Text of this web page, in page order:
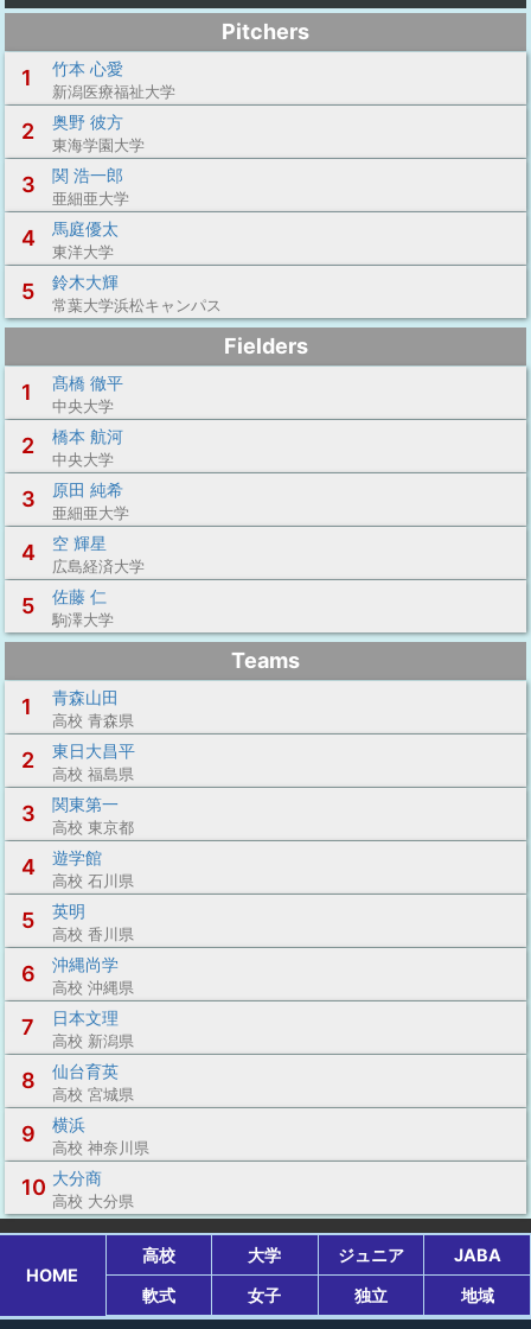
Pitchers
1
竹本 心愛
新潟医療福祉大学
2 奥野 彼方
東海学園大学
3 関 浩一郎
亜細亜大学
4 馬庭優太
東洋大学
5 鈴木大輝
常葉大学浜松キャンパス
Fielders
1
髙橋 徹平
中央大学
2 橋本 航河
中央大学
3 原田 純希
亜細亜大学
4 空 輝星
広島経済大学
5 佐藤 仁
駒澤大学
Teams
1
青森山田
高校 青森県
2 東日大昌平
高校 福島県
3 関東第一
高校 東京都
4 遊学館
高校 石川県
5 英明
高校 香川県
6 沖縄尚学
高校 沖縄県
7 日本文理
高校 新潟県
8 仙台育英
高校 宮城県
9 横浜
高校 神奈川県
10 大分商
高校 大分県
HOME
高校 大学 ジュニア
JABA
軟式
女子 独立 地域